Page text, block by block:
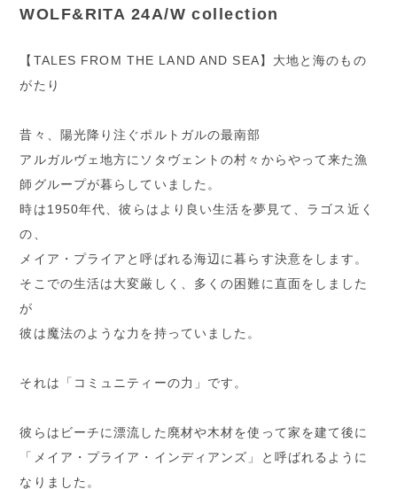
WOLF&RITA 24A/W collection
【TALES FROM THE LAND AND SEA】大地と海のもの
がたり
昔々、陽光降り注ぐポルトガルの最南部
アルガルヴェ地方にソタヴェントの村々からやって来た漁
師グループが暮らしていました。
時は1950年代、彼らはより良い生活を夢見て、ラゴス近く
の、
メイア・プライアと呼ばれる海辺に暮らす決意をします。
そこでの生活は大変厳しく、多くの困難に直面をしました
が
彼は魔法のような力を持っていました。
それは「コミュニティーの力」です。
彼らはビーチに漂流した廃材や木材を使って家を建て後に
「メイア・プライア・インディアンズ」と呼ばれるように
なりました。